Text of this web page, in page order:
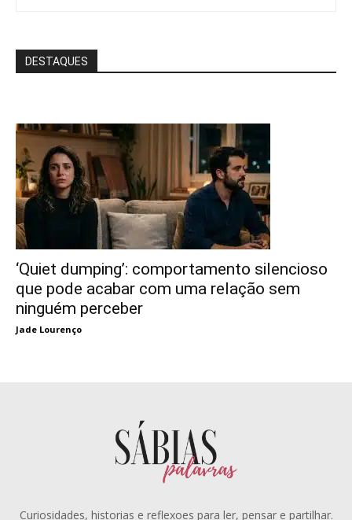
DESTAQUES
‘Quiet dumping’: comportamento silencioso
que pode acabar com uma relação sem
ninguém perceber
Jade Lourenço
Curiosidades, historias e reflexoes para ler, pensar e partilhar.